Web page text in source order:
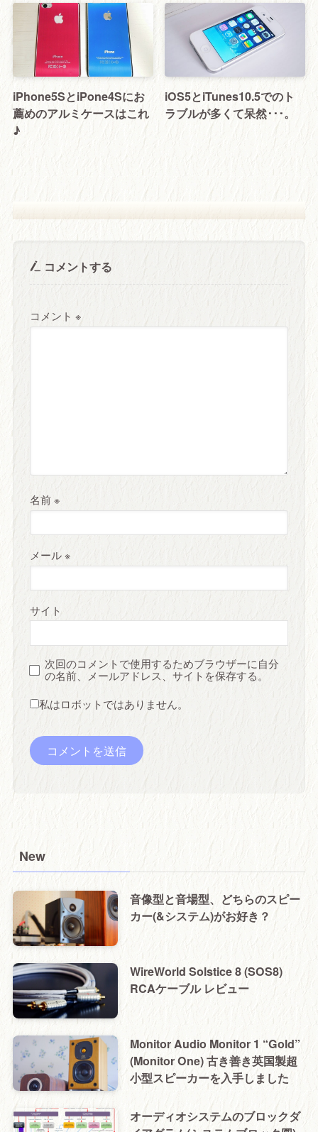
iPhone5SとiPone4Sにお
薦めのアルミケースはこれ
♪
iOS5とiTunes10.5でのト
ラブルが多くて呆然･･･。
コメントする
コメント※
名前※
メール※
サイト
次回のコメントで使用するためブラウザーに自分
の名前、メールアドレス、サイトを保存する。
私はロボットではありません。
New
音像型と音場型、どちらのスピー
カー(&システム)がお好き？
WireWorld Solstice 8 (SOS8)
RCAケーブル レビュー
Monitor Audio Monitor 1 “Gold”
(Monitor One) 古き善き英国製超
小型スピーカーを入手しました
オーディオシステムのブロックダ